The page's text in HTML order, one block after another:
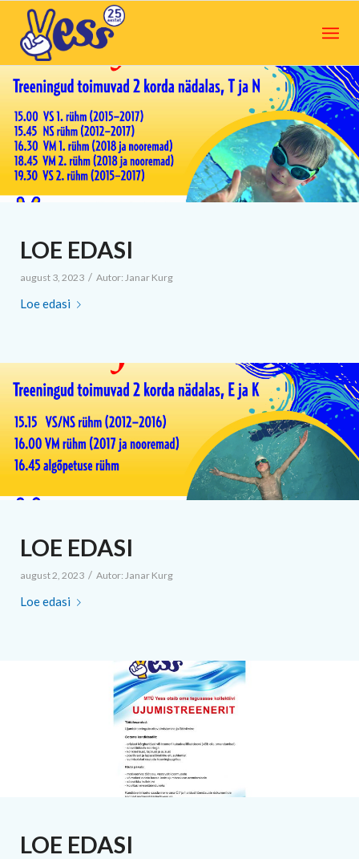
LOE EDASI
august 3, 2023 / Autor: Janar Kurg
Loe edasi
LOE EDASI
august 2, 2023 / Autor: Janar Kurg
Loe edasi
LOE EDASI